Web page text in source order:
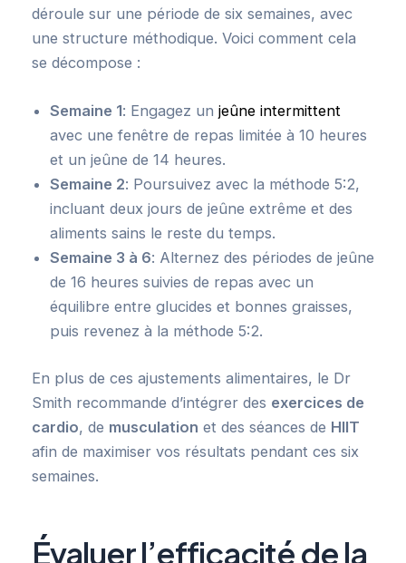
déroule sur une période de six semaines, avec
une structure méthodique. Voici comment cela
se décompose :
Semaine 1: Engagez un jeûne intermittent
avec une fenêtre de repas limitée à 10 heures
et un jeûne de 14 heures.
Semaine 2: Poursuivez avec la méthode 5:2,
incluant deux jours de jeûne extrême et des
aliments sains le reste du temps.
Semaine 3 à 6: Alternez des périodes de jeûne
de 16 heures suivies de repas avec un
équilibre entre glucides et bonnes graisses,
puis revenez à la méthode 5:2.
En plus de ces ajustements alimentaires, le Dr
Smith recommande d’intégrer des exercices de
cardio, de musculation et des séances de HIIT
afin de maximiser vos résultats pendant ces six
semaines.
Évaluer l’efficacité de la